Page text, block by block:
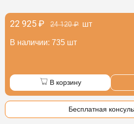
22 925 ₽ 24 120 ₽ шт
В наличии: 735 шт
В корзину
Бесплатная